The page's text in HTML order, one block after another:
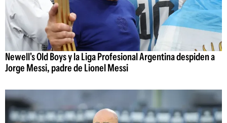
Newell's Old Boys y la Liga Profesional Argentina despiden a
Jorge Messi, padre de Lionel Messi